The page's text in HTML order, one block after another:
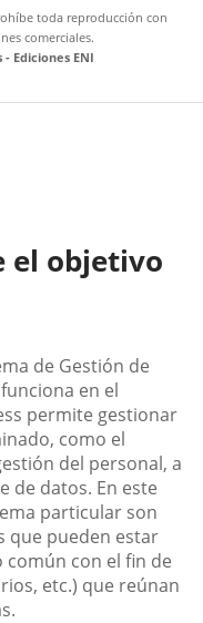
toda reproducción con
comerciales.
Ediciones ENI
el objetivo
de Gestión de
en el
permite gestionar
como el
del personal, a
de datos. En este
particular son
que pueden estar
con el fin de
etc.) que reúnan